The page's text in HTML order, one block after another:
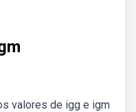
valores de igg e igm